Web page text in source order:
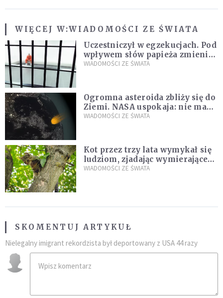
WIĘCEJ W:WIADOMOŚCI ZE ŚWIATA
Uczestniczył w egzekucjach. Pod
wpływem słów papieża zmienił
zdanie
WIADOMOŚCI ZE ŚWIATA
Ogromna asteroida zbliży się do
Ziemi. NASA uspokaja: nie ma
zagrożenia
WIADOMOŚCI ZE ŚWIATA
Kot przez trzy lata wymykał się
ludziom, zjadając wymierające
kaczki. W końcu popełnił
WIADOMOŚCI ZE ŚWIATA
SKOMENTUJ ARTYKUŁ
Nielegalny imigrant rekordzista był deportowany z USA 44 razy